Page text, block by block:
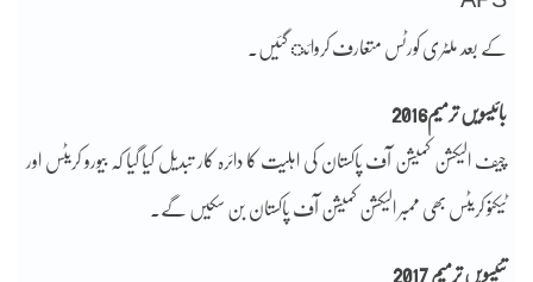
کے بعد ملٹری کورٹس متعارف کروائ گئیں۔
بائیسویں ترمیم2016
چیف الیکشن کمیشن آف پاکستان کی اہلیت کا دائرہ کار تبدیل کیا گیا کہ بیورو کریٹس اور
ٹیکنو کریٹس بھی ممبر الیکشن کمیشن آف پاکستان بن سکیں گے۔
تئیسویں ترمیم 2017